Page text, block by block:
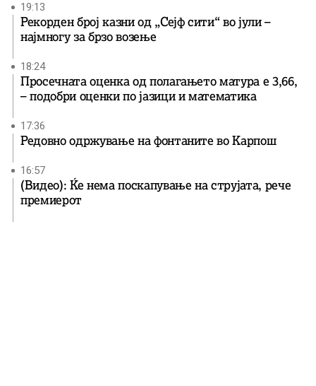
19:13
Рекорден број казни од „Сејф сити“ во јули –
најмногу за брзо возење
18:24
Просечната оценка од полагањето матура е 3,66,
– подобри оценки по јазици и математика
17:36
Редовно одржување на фонтаните во Карпош
16:57
(Видео): Ќе нема поскапување на струјата, рече
премиерот